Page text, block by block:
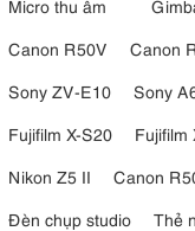
Micro thu âm
Canon R50V
Canon
Sony ZV-E10
Sony
Fujifilm X-S20
Fujifilm
Nikon Z5 II
Canon
Đèn chụp studio
Thẻ